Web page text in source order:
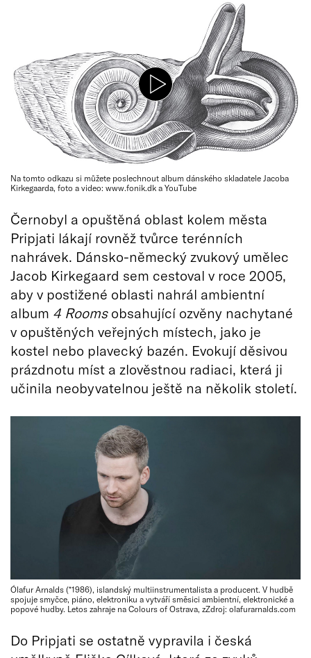
Na tomto odkazu si můžete poslechnout album dánského skladatele Jacoba
Kirkegaarda, foto a video: www.fonik.dk a YouTube
Černobyl a opuštěná oblast kolem města
Pripjati lákají rovněž tvůrce terénních
nahrávek. Dánsko-německý zvukový umělec
Jacob Kirkegaard sem cestoval v roce 2005,
aby v postižené oblasti nahrál ambientní
album 4 Roomsobsahující ozvěny nachytané
v opuštěných veřejných místech, jako je
kostel nebo plavecký bazén. Evokují děsivou
prázdnotu míst a zlověstnou radiaci, která ji
učinila neobyvatelnou ještě na několik století.
Ólafur Arnalds (*1986), islandský multiinstrumentalista a producent. V hudbě
spojuje smyčce, piáno, elektroniku a vytváří směsici ambientní, elektronické a
popové hudby. Letos zahraje na Colours of Ostrava, zZdroj: olafurarnalds.com
Do Pripjati se ostatně vypravila i česká